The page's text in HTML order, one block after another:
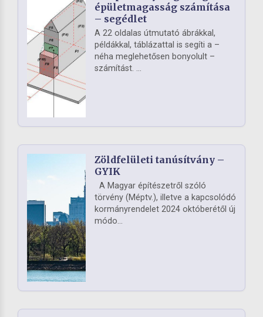
épületmagasság számítása
– segédlet
A 22 oldalas útmutató ábrákkal,
példákkal, táblázattal is segíti a –
néha meglehetősen bonyolult –
számítást. ...
Zöldfelületi tanúsítvány –
GYIK
A Magyar építészetről szóló
törvény (Méptv.), illetve a kapcsolódó
kormányrendelet 2024 októberétől új
módo...